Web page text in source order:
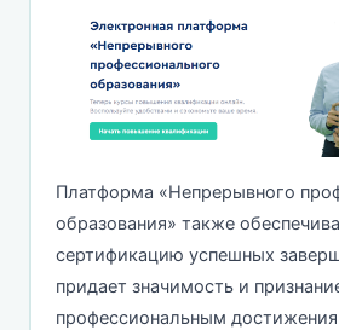
Платформа «Непрерывного
образования» также
сертификацию успешных
придает значимость и
профессиональным